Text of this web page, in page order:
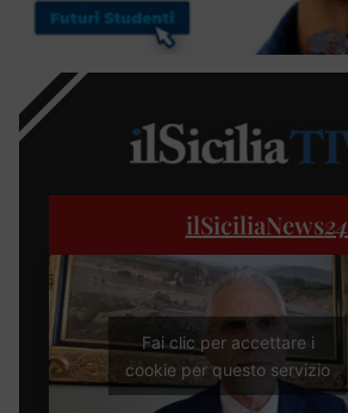
ilSiciliaNews24
Fai clic per accettare i
cookie per questo servizio